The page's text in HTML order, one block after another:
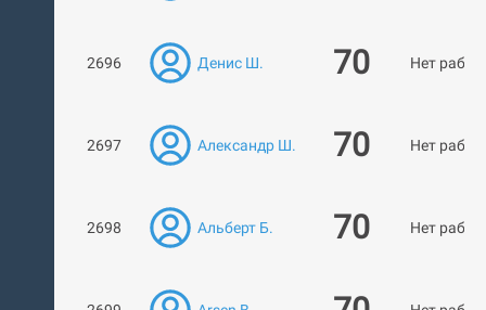
2696 Денис Ш. 70 Нет работ
2697 Александр Ш. 70 Нет работ
2698 Альберт Б. 70 Нет работ